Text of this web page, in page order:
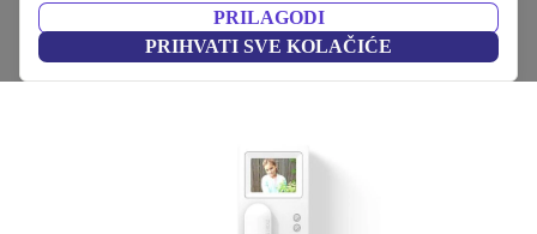
PRILAGODI
PRIHVATI SVE KOLAČIĆE
Bijela
(Prikupljanje recenzija)